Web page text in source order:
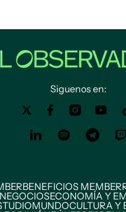
Siguenos en:
BENEFICIOS MEMBER
ECONOMÍA Y
MUNDOCULTURA Y